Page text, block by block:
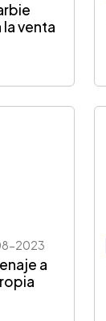
la venta
2023
a